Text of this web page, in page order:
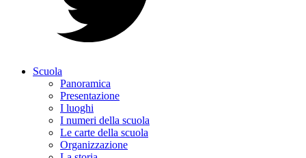
Scuola
Panoramica
Presentazione
I luoghi
I numeri della scuola
Le carte della scuola
Organizzazione